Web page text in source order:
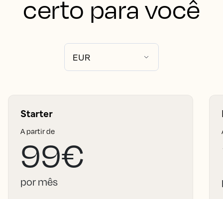
certo para você
Starter
A partir de
99€
por mês